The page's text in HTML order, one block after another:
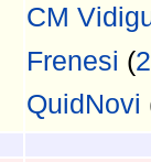
CM
Frenesi (
QuidNovi